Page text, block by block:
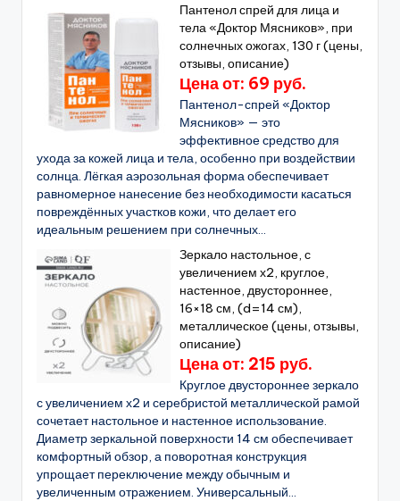
Пантенол спрей для лица и
тела «Доктор Мясников», при
солнечных ожогах, 130 г (цены,
отзывы, описание)
Цена от: 69 руб.
Пантенол-спрей «Доктор
Мясников» — это
эффективное средство для
ухода за кожей лица и тела, особенно при воздействии
солнца. Лёгкая аэрозольная форма обеспечивает
равномерное нанесение без необходимости касаться
повреждённых участков кожи, что делает его
идеальным решением при солнечных...
Зеркало настольное, с
увеличением х2, круглое,
настенное, двустороннее,
16×18 см, (d=14 см),
металлическое (цены, отзывы,
описание)
Цена от: 215 руб.
Круглое двустороннее зеркало
с увеличением х2 и серебристой металлической рамой
сочетает настольное и настенное использование.
Диаметр зеркальной поверхности 14 см обеспечивает
комфортный обзор, а поворотная конструкция
упрощает переключение между обычным и
увеличенным отражением. Универсальный...